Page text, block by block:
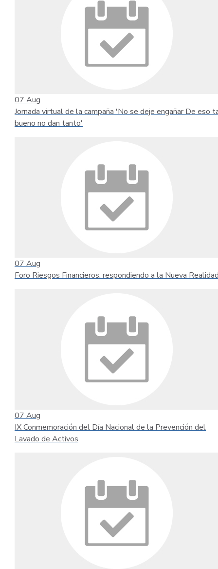
07 Aug
Jornada virtual de la campaña 'No se deje engañar De eso
bueno no dan tanto'
07 Aug
Foro Riesgos Financieros: respondiendo a la Nueva
07 Aug
IX Conmemoración del Día Nacional de la Prevención del
Lavado de Activos